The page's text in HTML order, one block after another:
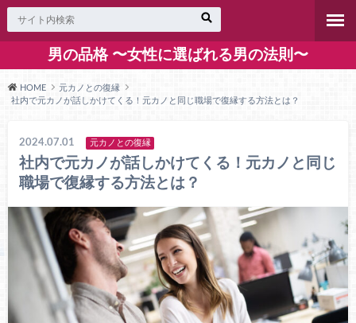
男の品格 〜女性に選ばれる男の法則〜
HOME
元カノとの復縁
社内で元カノが話しかけてくる！元カノと同じ職場で復縁する方法とは？
2024.07.01 元カノとの復縁
社内で元カノが話しかけてくる！元カノと同じ
職場で復縁する方法とは？